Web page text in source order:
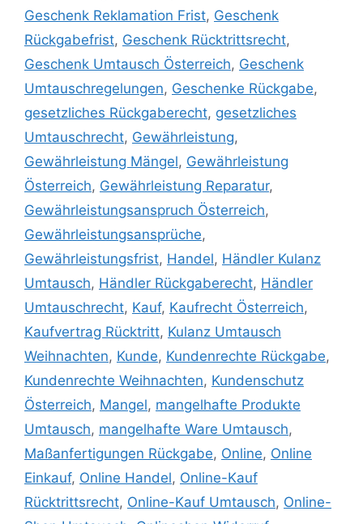
Geschenk Reklamation Frist, Geschenk
Rückgabefrist, Geschenk Rücktrittsrecht,
Geschenk Umtausch Österreich, Geschenk
Umtauschregelungen, Geschenke Rückgabe,
gesetzliches Rückgaberecht, gesetzliches
Umtauschrecht, Gewährleistung,
Gewährleistung Mängel, Gewährleistung
Österreich, Gewährleistung Reparatur,
Gewährleistungsanspruch Österreich,
Gewährleistungsansprüche,
Gewährleistungsfrist, Handel, Händler Kulanz
Umtausch, Händler Rückgaberecht, Händler
Umtauschrecht, Kauf, Kaufrecht Österreich,
Kaufvertrag Rücktritt, Kulanz Umtausch
Weihnachten, Kunde, Kundenrechte Rückgabe,
Kundenrechte Weihnachten, Kundenschutz
Österreich, Mangel, mangelhafte Produkte
Umtausch, mangelhafte Ware Umtausch,
Maßanfertigungen Rückgabe, Online, Online
Einkauf, Online Handel, Online-Kauf
Rücktrittsrecht, Online-Kauf Umtausch, Online-